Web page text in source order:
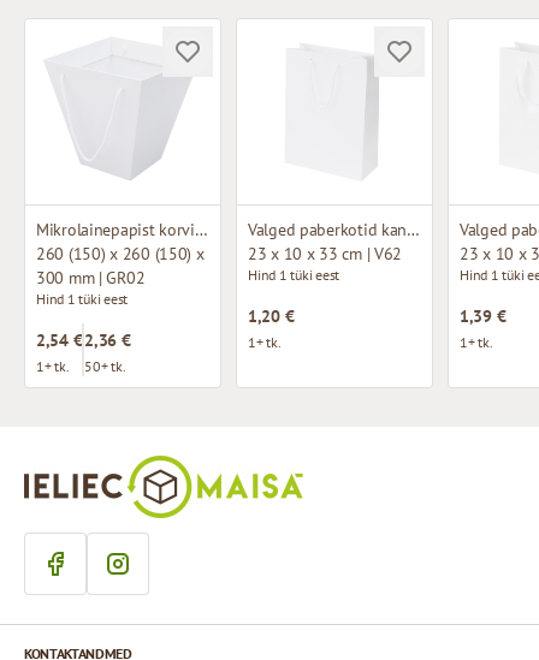
Mikrolainepapist korvike kangast sangadega
260 (150) x 260 (150) x
300 mm | GR02
Hind 1 tüki eest
2,54 €
1+ tk.
2,36 €
50+ tk.
Valged paberkotid kangast käepidemetega
23 x 10 x 33 cm | V62
Hind 1 tüki eest
1,20 €
1+ tk.
23 x 10 x
Hind 1 tüki
1,39 €
1+ tk.
KONTAKTANDMED